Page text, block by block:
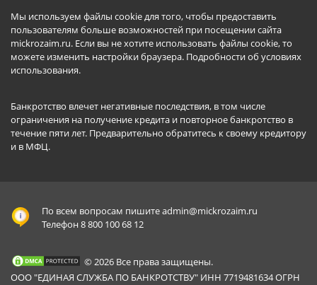
Мы используем файлы cookie для того, чтобы предоставить
пользователям больше возможностей при посещении сайта
mickrozaim.ru. Если вы не хотите использовать файлы cookie, то
можете изменить настройки браузера. Подробности об условиях
использования.
Банкротство влечет негативные последствия, в том числе
ограничения на получение кредита и повторное банкротство в
течение пяти лет. Предварительно обратитесь к своему кредитору
и в МФЦ.
По всем вопросам пишитеadmin@mickrozaim.ru
Телефон 8 800 100 68 12
© 2026 Все права защищены.
ООО "ЕДИНАЯ СЛУЖБА ПО БАНКРОТСТВУ" ИНН 7719481634 ОГРН